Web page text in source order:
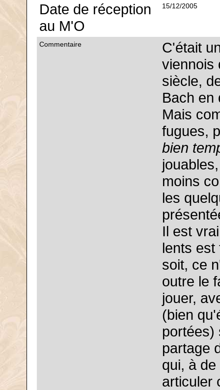
Date de réception
au M'O
15/12/2005
Commentaire
C'était
viennois
siècle,
Bach en
Mais
fugues,
bien
moins
les
Il est
lents est
soit, ce
outre le
jouer,
(bien
portées)
partage
qui, à
articuler